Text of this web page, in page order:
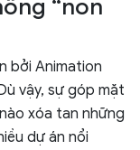
“non
bởi Animation
vậy, sự góp mặt
xóa tan những
dự án nổi